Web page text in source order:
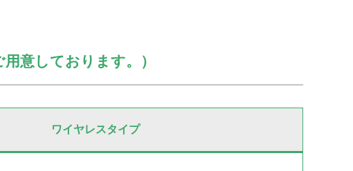
意しております。）
ワイヤレスタイプ